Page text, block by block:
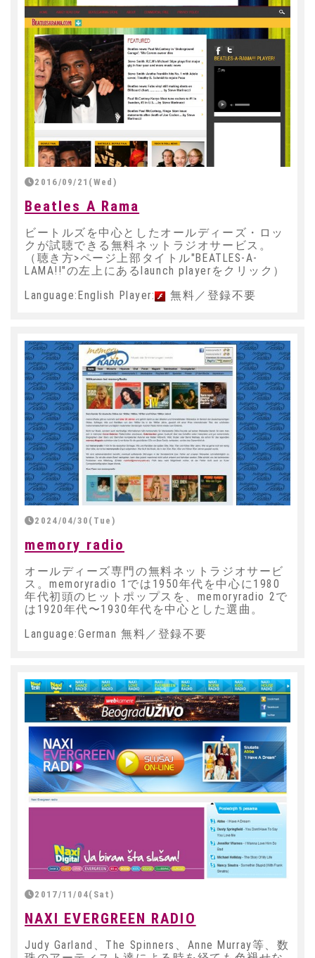
2016/09/21(Wed)
Beatles A Rama
ビートルズを中心としたオールディーズ・ロッ
クが試聴できる無料ネットラジオサービス。
（聴き方>ページ上部タイトル"BEATLES-A-
LAMA!!"の左上にあるlaunch playerをクリック）
Language:English Player:
無料／登録不要
2024/04/30(Tue)
memory radio
オールディーズ専門の無料ネットラジオサービ
ス。memoryradio 1では1950年代を中心に1980
年代初頭のヒットポップスを、memoryradio 2で
は1920年代〜1930年代を中心とした選曲。
Language:German 無料／登録不要
2017/11/04(Sat)
NAXI EVERGREEN RADIO
Judy Garland、The Spinners、Anne Murray等、数